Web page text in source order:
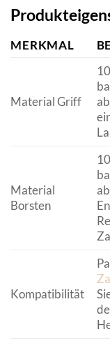
MERKMAL
Material Griff
Material
Borsten
Kompatibilität